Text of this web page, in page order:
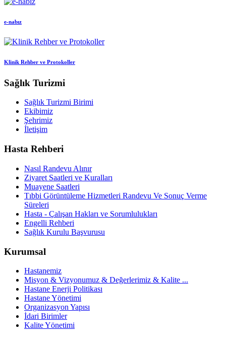
e-nabız
Klinik Rehber ve Protokoller
Sağlık Turizmi
Sağlık Turizmi Birimi
Ekibimiz
Şehrimiz
İletişim
Hasta Rehberi
Nasıl Randevu Alınır
Ziyaret Saatleri ve Kuralları
Muayene Saatleri
Tıbbi Görüntüleme Hizmetleri Randevu Ve Sonuç Verme
Süreleri
Hasta - Çalışan Hakları ve Sorumlulukları
Engelli Rehberi
Sağlık Kurulu Başvurusu
Kurumsal
Hastanemiz
Misyon & Vizyonumuz & Değerlerimiz & Kalite ...
Hastane Enerji Politikası
Hastane Yönetimi
Organizasyon Yapısı
İdari Birimler
Kalite Yönetimi